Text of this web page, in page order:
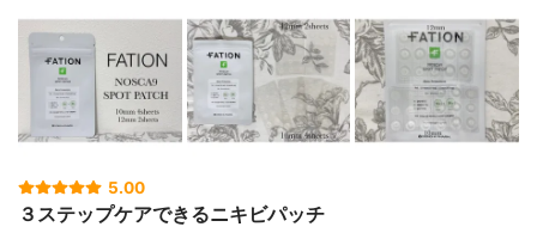
5.00
３ステップケアできるニキビパッチ